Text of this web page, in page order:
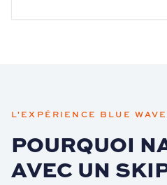
L'EXPÉRIENCE BLUE WAVE
POURQUOI
AVEC UN